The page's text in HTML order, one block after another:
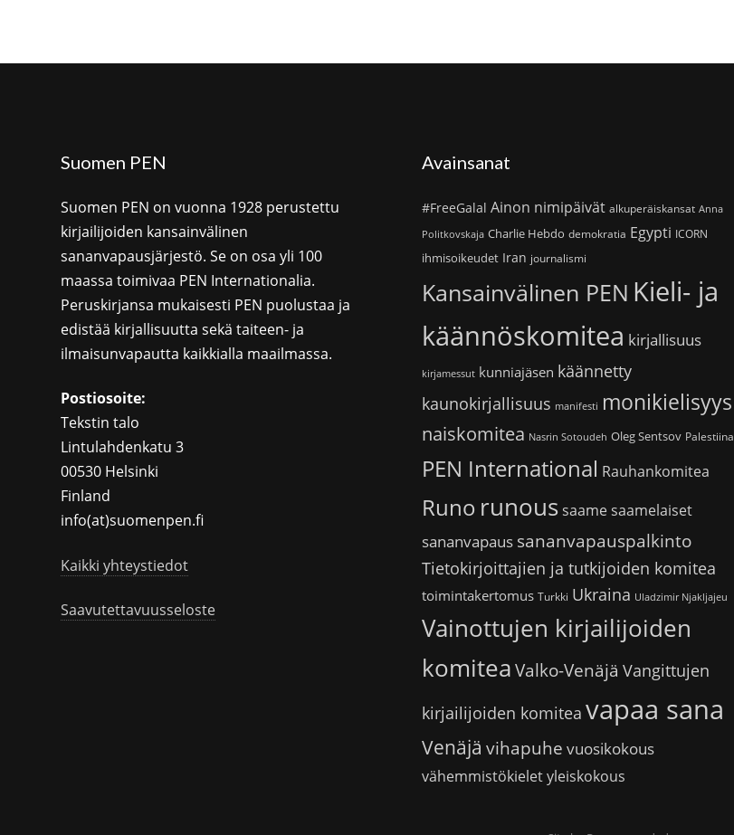
Suomen PEN
Suomen PEN on vuonna 1928 perustettu
kirjailijoiden kansainvälinen
sananvapausjärjestö. Se on osa yli 100
maassa toimivaa PEN Internationalia.
Peruskirjansa mukaisesti PEN puolustaa ja
edistää kirjallisuutta sekä taiteen- ja
ilmaisunvapautta kaikkialla maailmassa.
Postiosoite:
Tekstin talo
Lintulahdenkatu 3
00530 Helsinki
Finland
info(at)suomenpen.fi
Kaikki yhteystiedot
Saavutettavuusseloste
Avainsanat
#FreeGalal Ainon nimipäivät alkuperäiskansat Anna
Politkovskaja Charlie Hebdo demokratia Egypti ICORN
ihmisoikeudet Iran journalismi
Kansainvälinen PEN Kieli- ja
käännöskomitea kirjallisuus
kirjamessut kunniajäsen käännetty
kaunokirjallisuus manifesti monikielisyys
naiskomitea Nasrin Sotoudeh Oleg Sentsov Palestiina
PEN International Rauhankomitea
Runo runoussaamesaamelaiset
sananvapaus sananvapauspalkinto
Tietokirjoittajien ja tutkijoiden komitea
toimintakertomus Turkki Ukraina Uladzimir Njakljajeu
Vainottujen kirjailijoiden
komitea Valko-Venäjä Vangittujen
kirjailijoiden komitea vapaa sana
Venäjä vihapuhe vuosikokous
vähemmistökieletyleiskokous